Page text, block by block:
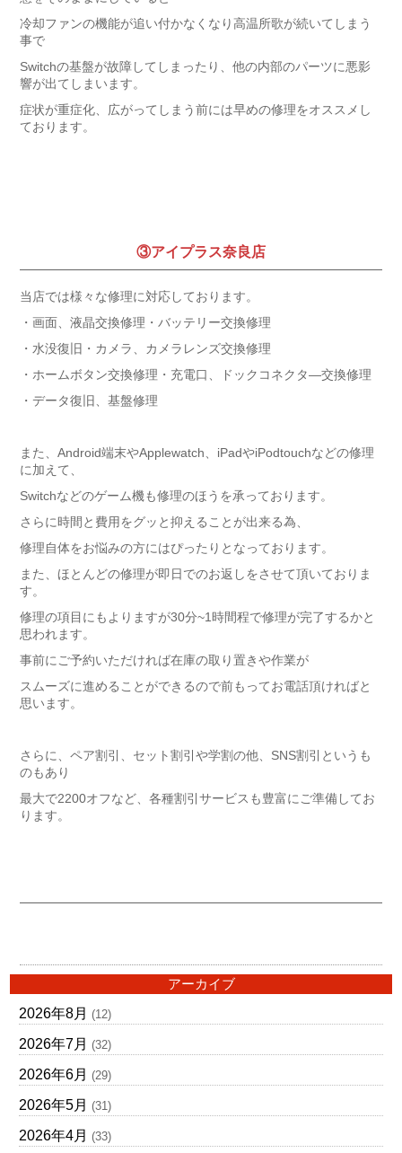
冷却ファンの機能が追い付かなくなり高温所歌が続いてしまう
事で
Switchの基盤が故障してしまったり、他の内部のパーツに悪影
響が出てしまいます。
症状が重症化、広がってしまう前には早めの修理をオススメし
ております。
③アイプラス奈良店
当店では様々な修理に対応しております。
・画面、液晶交換修理・バッテリー交換修理
・水没復旧・カメラ、カメラレンズ交換修理
・ホームボタン交換修理・充電口、ドックコネクタ―交換修理
・データ復旧、基盤修理
また、Android端末やApplewatch、iPadやiPodtouchなどの修理
に加えて、
Switchなどのゲーム機も修理のほうを承っております。
さらに時間と費用をグッと抑えることが出来る為、
修理自体をお悩みの方にはぴったりとなっております。
また、ほとんどの修理が即日でのお返しをさせて頂いておりま
す。
修理の項目にもよりますが30分~1時間程で修理が完了するかと
思われます。
事前にご予約いただければ在庫の取り置きや作業が
スムーズに進めることができるので前もってお電話頂ければと
思います。
さらに、ペア割引、セット割引や学割の他、SNS割引というも
のもあり
最大で2200オフなど、各種割引サービスも豊富にご準備してお
ります。
アーカイブ
2026年8月 (12)
2026年7月 (32)
2026年6月 (29)
2026年5月 (31)
2026年4月 (33)